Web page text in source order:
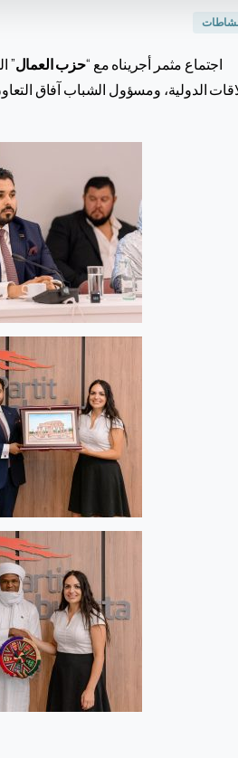
اجتماع مثمر أجريناه مع “حزب العمال”
الدولية، ومسؤول الشباب آفاق